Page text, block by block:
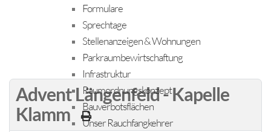
Formulare
Sprechtage
Stellenanzeigen & Wohnungen
Parkraumbewirtschaftung
Infrastruktur
Raumordnungskonzept
Bauverbotsflächen
Unser Rauchfangkehrer
Advent Längenfeld - Kapelle
Klamm